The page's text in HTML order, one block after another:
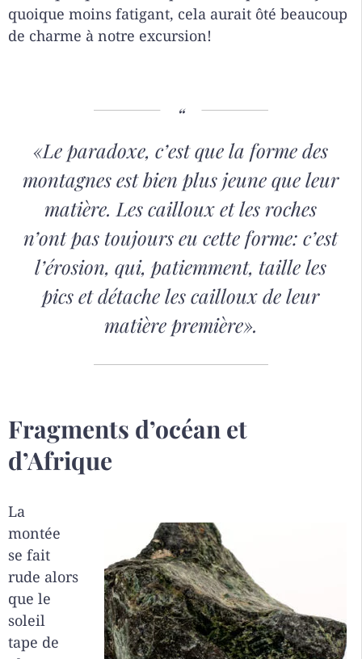
quoique moins fatigant, cela aurait ôté beaucoup
de charme à notre excursion!
«Le paradoxe, c’est que la forme des
montagnes est bien plus jeune que leur
matière. Les cailloux et les roches
n’ont pas toujours eu cette forme: c’est
l’érosion, qui, patiemment, taille les
pics et détache les cailloux de leur
matière première».
Fragments d’océan et
d’Afrique
La
montée
se fait
rude alors
que le
soleil
tape de